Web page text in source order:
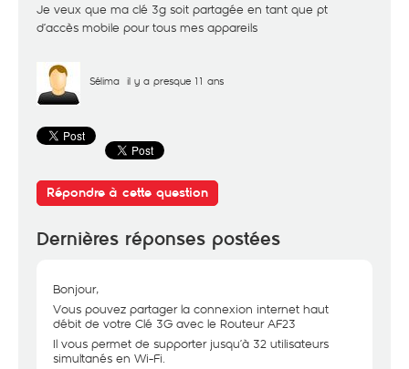
Je veux que ma clé 3g soit partagée en tant que pt
d’accès mobile pour tous mes appareils
Sélima il y a presque 11 ans
Répondre à cette question
Dernières réponses postées
Bonjour,
Vous pouvez partager la connexion internet haut
débit de votre Clé 3G avec le Routeur AF23
Il vous permet de supporter jusqu’à 32 utilisateurs
simultanés en Wi-Fi.